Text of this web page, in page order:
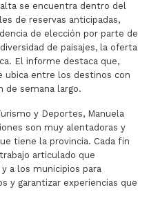
se encuentra dentro del
de reservas anticipadas,
de elección por parte de
de paisajes, la oferta
El informe destaca que,
ubica entre los destinos con
de semana largo.
y Deportes, Manuela
son muy alentadoras y
tiene la provincia. Cada fin
articulado que
a los municipios para
y garantizar experiencias que